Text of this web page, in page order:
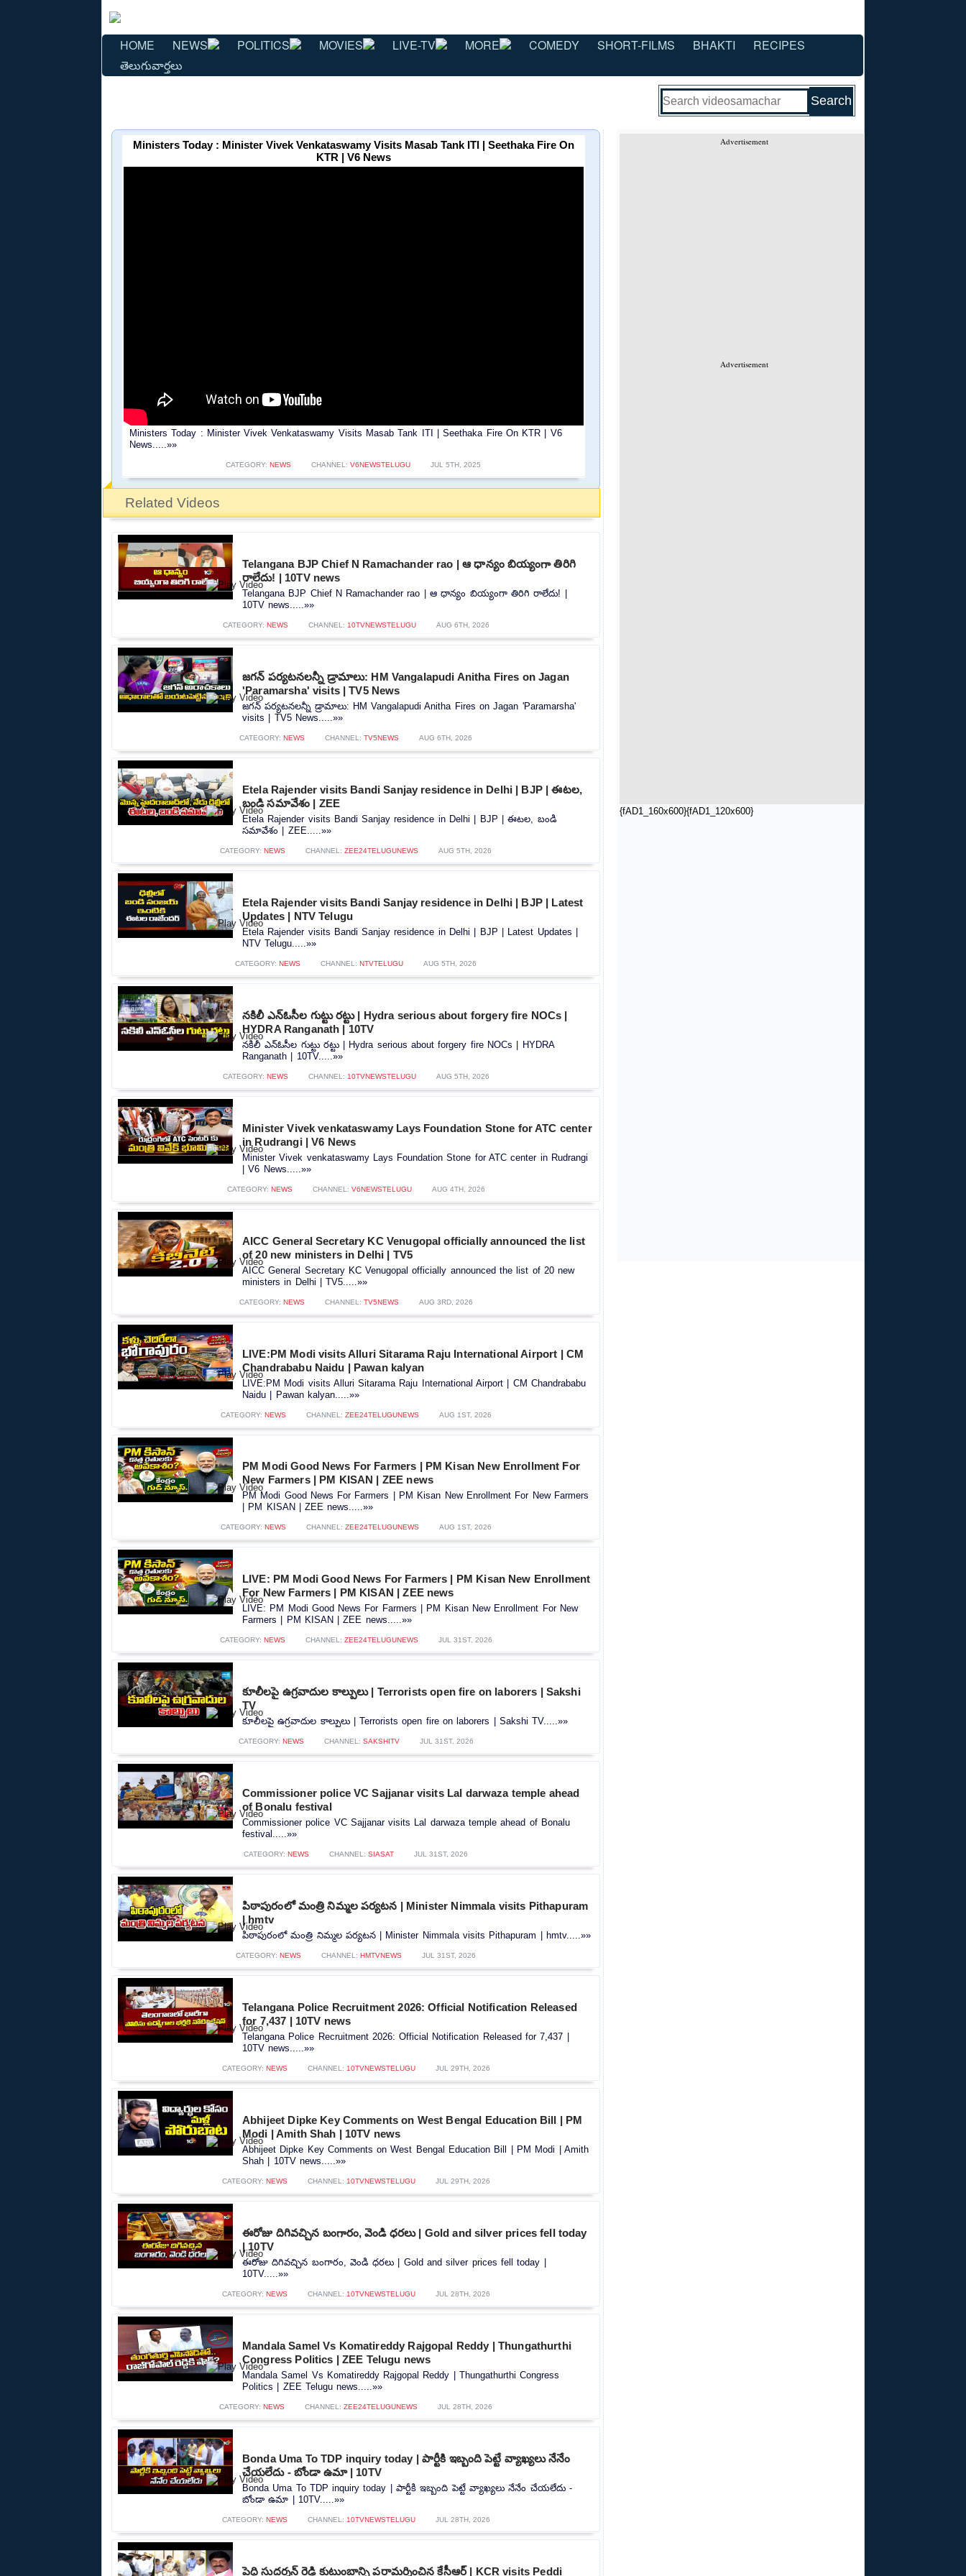
HOME NEWS POLITICS MOVIES LIVE-TV MORE COMEDY SHORT-FILMS BHAKTI
RECIPES
తెలుగువార్తలు
Advertisement
Advertisement
{fAD1_160x600}{fAD1_120x600}
Ministers Today : Minister Vivek Venkataswamy Visits Masab Tank ITI | Seethaka Fire On
KTR | V6 News
Ministers Today : Minister Vivek Venkataswamy Visits Masab Tank ITI | Seethaka Fire On KTR | V6
News.....»»
CATEGORY: NEWS CHANNEL:V6NEWSTELUGU JUL 5TH, 2025
Related Videos
Telangana BJP Chief N Ramachander rao | ఆ ధాన్యం బియ్యంగా తిరిగి
రాలేదు! | 10TV news
Telangana BJP Chief N Ramachander rao | ఆ ధాన్యం బియ్యంగా తిరిగి రాలేదు! |
10TV news.....»»
CATEGORY: NEWS CHANNEL: 10TVNEWSTELUGU AUG 6TH, 2026
జగన్ పర్యటనలన్నీ డ్రామాలు: HM Vangalapudi Anitha Fires on Jagan
'Paramarsha' visits | TV5 News
జగన్ పర్యటనలన్నీ డ్రామాలు: HM Vangalapudi Anitha Fires on Jagan 'Paramarsha'
visits | TV5 News.....»»
CATEGORY: NEWS CHANNEL: TV5NEWS AUG 6TH, 2026
Etela Rajender visits Bandi Sanjay residence in Delhi | BJP | ఈటల,
బండి సమావేశం | ZEE
Etela Rajender visits Bandi Sanjay residence in Delhi | BJP | ఈటల, బండి
సమావేశం | ZEE.....»»
CATEGORY: NEWS CHANNEL: ZEE24TELUGUNEWS AUG 5TH, 2026
Etela Rajender visits Bandi Sanjay residence in Delhi | BJP | Latest
Updates | NTV Telugu
Etela Rajender visits Bandi Sanjay residence in Delhi | BJP | Latest Updates |
NTV Telugu.....»»
CATEGORY: NEWS CHANNEL: NTVTELUGU AUG 5TH, 2026
నకిలీ ఎన్ఓసీల గుట్టు రట్టు | Hydra serious about forgery fire NOCs |
HYDRA Ranganath | 10TV
నకిలీ ఎన్ఓసీల గుట్టు రట్టు | Hydra serious about forgery fire NOCs | HYDRA
Ranganath | 10TV.....»»
CATEGORY: NEWS CHANNEL: 10TVNEWSTELUGU AUG 5TH, 2026
Minister Vivek venkataswamy Lays Foundation Stone for ATC center
in Rudrangi | V6 News
Minister Vivek venkataswamy Lays Foundation Stone for ATC center in Rudrangi
| V6 News.....»»
CATEGORY: NEWS CHANNEL: V6NEWSTELUGU AUG 4TH, 2026
AICC General Secretary KC Venugopal officially announced the list
of 20 new ministers in Delhi | TV5
AICC General Secretary KC Venugopal officially announced the list of 20 new
ministers in Delhi | TV5.....»»
CATEGORY: NEWS CHANNEL: TV5NEWS AUG 3RD, 2026
LIVE:PM Modi visits Alluri Sitarama Raju International Airport | CM
Chandrababu Naidu | Pawan kalyan
LIVE:PM Modi visits Alluri Sitarama Raju International Airport | CM Chandrababu
Naidu | Pawan kalyan.....»»
CATEGORY: NEWS CHANNEL: ZEE24TELUGUNEWS AUG 1ST, 2026
PM Modi Good News For Farmers | PM Kisan New Enrollment For
New Farmers | PM KISAN | ZEE news
PM Modi Good News For Farmers | PM Kisan New Enrollment For New Farmers
| PM KISAN | ZEE news.....»»
CATEGORY: NEWS CHANNEL: ZEE24TELUGUNEWS AUG 1ST, 2026
LIVE: PM Modi Good News For Farmers | PM Kisan New Enrollment
For New Farmers | PM KISAN | ZEE news
LIVE: PM Modi Good News For Farmers | PM Kisan New Enrollment For New
Farmers | PM KISAN | ZEE news.....»»
CATEGORY: NEWS CHANNEL: ZEE24TELUGUNEWS JUL 31ST, 2026
కూలీలపై ఉగ్రవాదుల కాల్పులు | Terrorists open fire on laborers | Sakshi
TV
కూలీలపై ఉగ్రవాదుల కాల్పులు | Terrorists open fire on laborers | Sakshi TV.....»»
CATEGORY: NEWS CHANNEL: SAKSHITV JUL 31ST, 2026
Commissioner police VC Sajjanar visits Lal darwaza temple ahead
of Bonalu festival
Commissioner police VC Sajjanar visits Lal darwaza temple ahead of Bonalu
festival.....»»
CATEGORY: NEWS CHANNEL: SIASAT JUL 31ST, 2026
పిఠాపురంలో మంత్రి నిమ్మల పర్యటన | Minister Nimmala visits Pithapuram
| hmtv
పిఠాపురంలో మంత్రి నిమ్మల పర్యటన | Minister Nimmala visits Pithapuram | hmtv.....»»
CATEGORY: NEWS CHANNEL: HMTVNEWS JUL 31ST, 2026
Telangana Police Recruitment 2026: Official Notification Released
for 7,437 | 10TV news
Telangana Police Recruitment 2026: Official Notification Released for 7,437 |
10TV news.....»»
CATEGORY: NEWS CHANNEL: 10TVNEWSTELUGU JUL 29TH, 2026
Abhijeet Dipke Key Comments on West Bengal Education Bill | PM
Modi | Amith Shah | 10TV news
Abhijeet Dipke Key Comments on West Bengal Education Bill | PM Modi | Amith
Shah | 10TV news.....»»
CATEGORY: NEWS CHANNEL: 10TVNEWSTELUGU JUL 29TH, 2026
ఈరోజు దిగివచ్చిన బంగారం, వెండి ధరలు | Gold and silver prices fell today
| 10TV
ఈరోజు దిగివచ్చిన బంగారం, వెండి ధరలు | Gold and silver prices fell today |
10TV.....»»
CATEGORY: NEWS CHANNEL: 10TVNEWSTELUGU JUL 28TH, 2026
Mandala Samel Vs Komatireddy Rajgopal Reddy | Thungathurthi
Congress Politics | ZEE Telugu news
Mandala Samel Vs Komatireddy Rajgopal Reddy | Thungathurthi Congress
Politics | ZEE Telugu news.....»»
CATEGORY: NEWS CHANNEL: ZEE24TELUGUNEWS JUL 28TH, 2026
Bonda Uma To TDP inquiry today | పార్టీకి ఇబ్బంది పెట్టే వ్యాఖ్యలు నేనేం
చేయలేదు - బోండా ఉమా | 10TV
Bonda Uma To TDP inquiry today | పార్టీకి ఇబ్బంది పెట్టే వ్యాఖ్యలు నేనేం చేయలేదు -
బోండా ఉమా | 10TV.....»»
CATEGORY: NEWS CHANNEL: 10TVNEWSTELUGU JUL 28TH, 2026
పెద్ది సుదర్శన్ రెడ్డి కుటుంబాన్ని పరామర్శించిన కేసీఆర్ | KCR visits Peddi